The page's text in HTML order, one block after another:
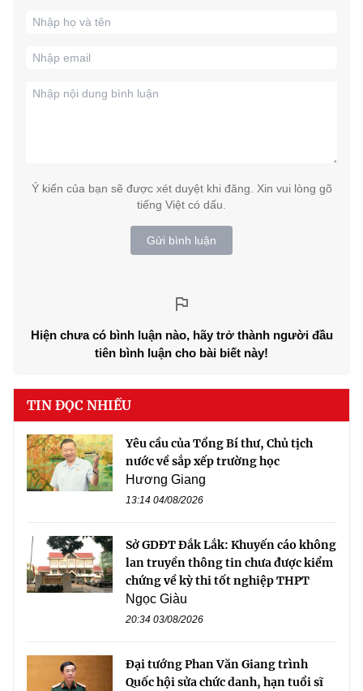
Ý kiến của bạn sẽ được xét duyệt khi đăng. Xin vui lòng gõ
tiếng Việt có dấu.
Gửi bình luận
Hiện chưa có bình luận nào, hãy trở thành người đầu
tiên bình luận cho bài biết này!
TIN ĐỌC NHIỀU
Yêu cầu của Tổng Bí thư, Chủ tịch
nước về sắp xếp trường học
Hương Giang
13:14 04/08/2026
Sở GDĐT Đắk Lắk: Khuyến cáo không
lan truyền thông tin chưa được kiểm
chứng về kỳ thi tốt nghiệp THPT
Ngọc Giàu
20:34 03/08/2026
Đại tướng Phan Văn Giang trình
Quốc hội sửa chức danh, hạn tuổi sĩ